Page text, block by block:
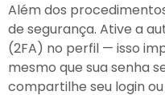
Além dos
de segurança. Ative a
(2FA) no perfil — isso
mesmo que sua senha
compartilhe seu login